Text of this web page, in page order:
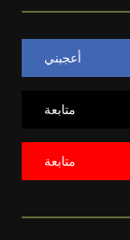
أعجبني
متابعة
متابعة